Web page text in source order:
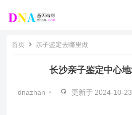
首页 亲子鉴定去哪里做
长沙亲子鉴定中心
dnazhan • 更新于 2024-10-